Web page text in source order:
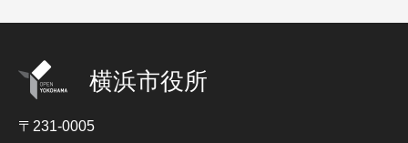
横浜市役所
〒231-0005